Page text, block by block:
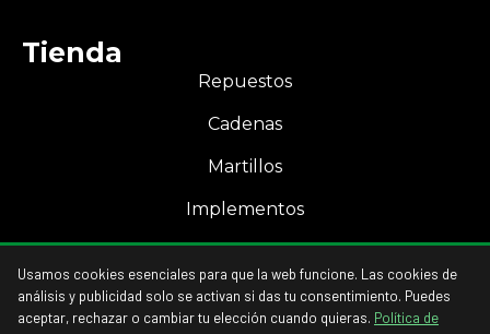
Tienda
Repuestos
Cadenas
Martillos
Implementos
Acceso a mi cuenta
Usamos cookies esenciales para que la web funcione. Las cookies de
análisis y publicidad solo se activan si das tu consentimiento. Puedes
aceptar, rechazar o cambiar tu elección cuando quieras. Política de